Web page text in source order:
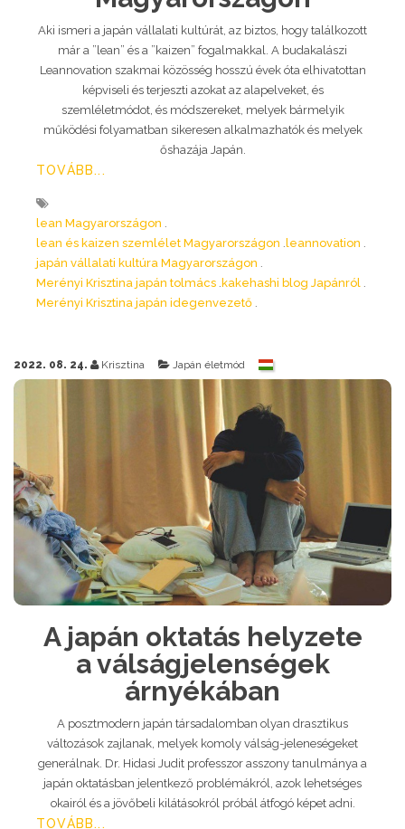
Aki ismeri a japán vállalati kultúrát, az biztos, hogy találkozott
már a ”lean” és a ”kaizen” fogalmakkal. A budakalászi
Leannovation szakmai közösség hosszú évek óta elhivatottan
képviseli és terjeszti azokat az alapelveket, és
szemléletmódot, és módszereket, melyek bármelyik
működési folyamatban sikeresen alkalmazhatók és melyek
őshazája Japán.
TOVÁBB...
lean Magyarországon
lean és kaizen szemlélet Magyarországon leannovation
japán vállalati kultúra Magyarországon
Merényi Krisztina japán tolmács kakehashi blog Japánról
Merényi Krisztina japán idegenvezető
2022. 08. 24. Krisztina Japán életmód
A japán oktatás helyzete
a válságjelenségek
árnyékában
A posztmodern japán társadalomban olyan drasztikus
változások zajlanak, melyek komoly válság-jeleneségeket
generálnak. Dr. Hidasi Judit professzor asszony tanulmánya a
japán oktatásban jelentkező problémákról, azok lehetséges
okairól és a jövőbeli kilátásokról próbál átfogó képet adni.
TOVÁBB...